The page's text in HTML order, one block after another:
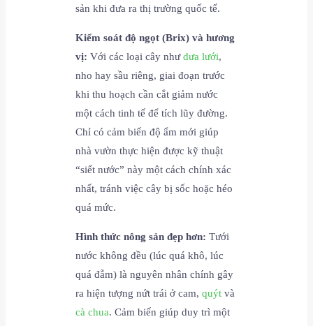
sản khi đưa ra thị trường quốc tế.
Kiểm soát độ ngọt (Brix) và hương
vị: Với các loại cây nhưdưa lưới,
nho hay sầu riêng, giai đoạn trước
khi thu hoạch cần cắt giảm nước
một cách tinh tế để tích lũy đường.
Chỉ có cảm biến độ ẩm mới giúp
nhà vườn thực hiện được kỹ thuật
“siết nước” này một cách chính xác
nhất, tránh việc cây bị sốc hoặc héo
quá mức.
Hình thức nông sản đẹp hơn: Tưới
nước không đều (lúc quá khô, lúc
quá đẫm) là nguyên nhân chính gây
ra hiện tượng nứt trái ở cam,quýt và
cà chua. Cảm biến giúp duy trì một